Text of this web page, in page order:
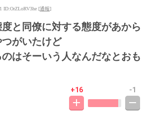
ID:OrZLoRV3he [通報]
と同僚に対する態度があから
がいたけど
はそーいう人なんだなとおも
+16 -1